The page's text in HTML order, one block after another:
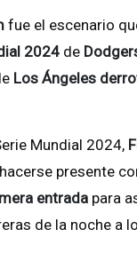
fue el escenario
2024 de
Los Ángeles
Mundial 2024,
presente
entrada para
de la noche a